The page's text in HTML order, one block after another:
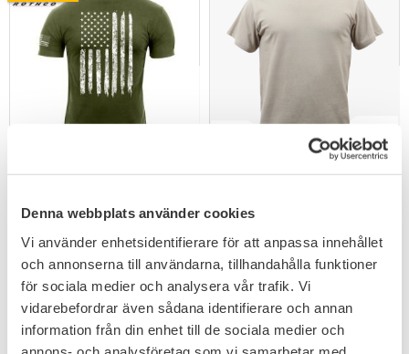
Denna webbplats använder cookies
Vi använder enhetsidentifierare för att anpassa innehållet
och annonserna till användarna, tillhandahålla funktioner
för sociala medier och analysera vår trafik. Vi
vidarebefordrar även sådana identifierare och annan
information från din enhet till de sociala medier och
Athletic
199KR
+1
Add to favorites
Sand
Tillverkad i 100% bomull.
135KR